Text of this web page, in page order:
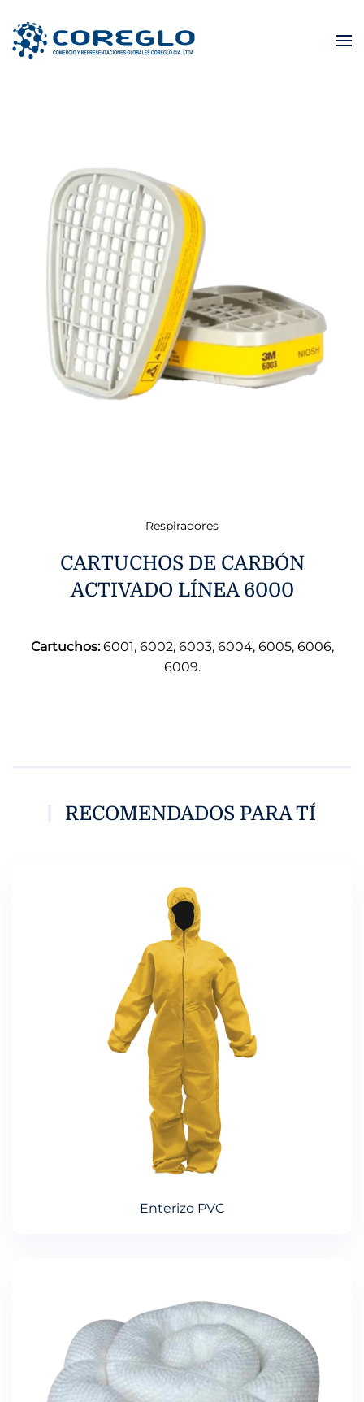
Skip to main content
Respiradores
CARTUCHOS DE CARBÓN
ACTIVADO LÍNEA 6000
Cartuchos:6001, 6002, 6003, 6004, 6005, 6006,
6009.
RECOMENDADOS PARA TÍ
Enterizo PVC